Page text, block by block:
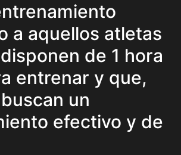
a aquellos atletas
de 1 hora
entrenar y que,
un
efectivo y de